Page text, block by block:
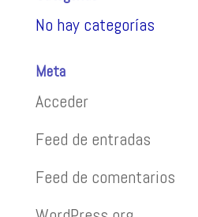
No hay categorías
Meta
Acceder
Feed de entradas
Feed de comentarios